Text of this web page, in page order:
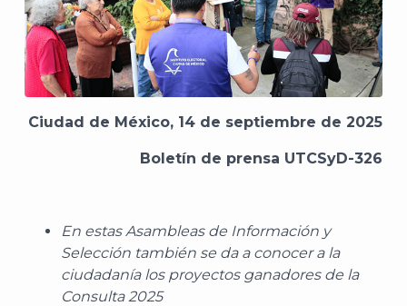
Ciudad de México, 14 de septiembre de 2025
Boletín de prensa UTCSyD-326
En estas Asambleas de Información y
Selección también se da a conocer a la
ciudadanía los proyectos ganadores de la
Consulta 2025